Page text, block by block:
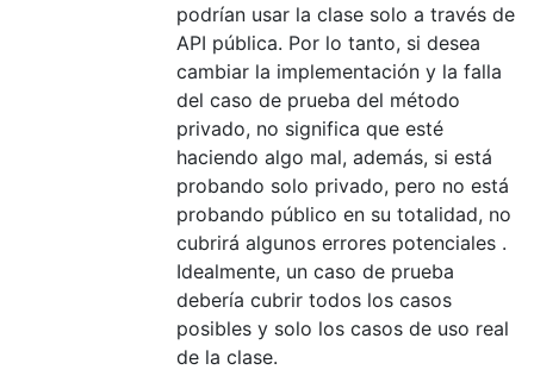
podrían usar la clase solo a través de
API pública. Por lo tanto, si desea
cambiar la implementación y la falla
del caso de prueba del método
privado, no significa que esté
haciendo algo mal, además, si está
probando solo privado, pero no está
probando público en su totalidad, no
cubrirá algunos errores potenciales .
Idealmente, un caso de prueba
debería cubrir todos los casos
posibles y solo los casos de uso real
de la clase.